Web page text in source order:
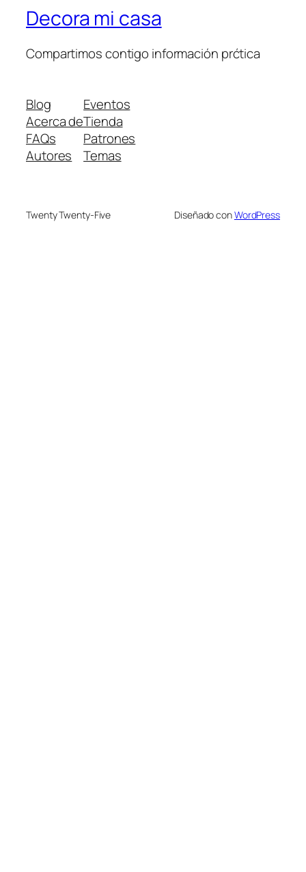
Decora mi casa
Compartimos contigo información prćtica
Blog
Acerca de
FAQs
Autores
Eventos
Tienda
Patrones
Temas
Twenty Twenty-Five Diseñado conWordPress